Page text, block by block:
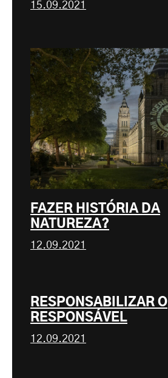
15.09.2021
FAZER HISTÓRIA DA
NATUREZA?
12.09.2021
RESPONSABILIZAR O
RESPONSÁVEL
12.09.2021